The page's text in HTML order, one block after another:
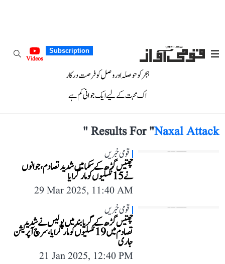
Subscription
Videos
ہجر کو حوصلہ اور وصل کو فرصت درکار
اک محبت کے لیے ایک جوانی کم ہے
Results For "Naxal Attack
"
قومی خبریں
چھتیس گڑھ کے سکما میں شدید تصادم، جوانوں
نے 15 نکسلیوں کو مار گرایا
29 Mar 2025, 11:40 AM
قومی خبریں
چھتیس گڑھ کے گریا بند میں پولیس نے شدید
تصادم میں 19 نکسلیوں کو مار گرایا، سرچ آپریشن
جاری
21 Jan 2025, 12:40 PM